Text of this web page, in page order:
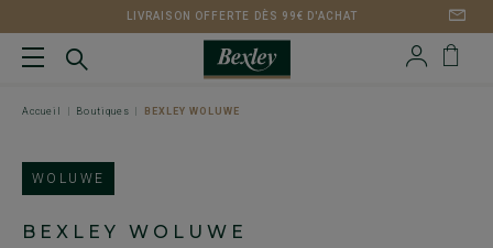
LIVRAISON OFFERTE DÈS 99€ D'ACHAT
Accueil Boutiques BEXLEY WOLUWE
WOLUWE
BEXLEY WOLUWE